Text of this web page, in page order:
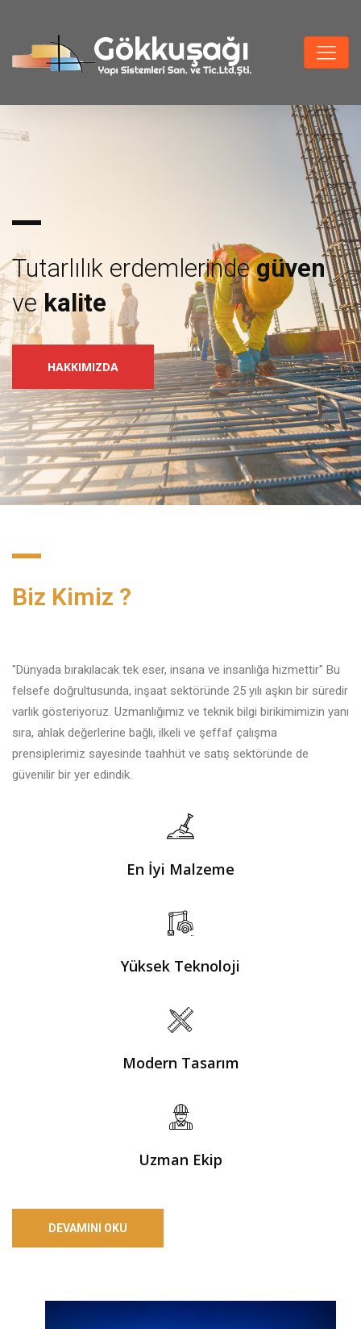
güven
Tüm
Biz Kimiz ?
"Dünyada bırakılacak tek eser, insana ve insanlığa hizmettir" Bu
felsefe doğrultusunda, inşaat sektöründe 25 yılı aşkın bir süredir
varlık gösteriyoruz. Uzmanlığımız ve teknik bilgi birikimimizin yanı
sıra, ahlak değerlerine bağlı, ilkeli ve şeffaf çalışma
prensiplerimiz sayesinde taahhüt ve satış sektöründe de
güvenilir bir yer edindik.
En İyi Malzeme
Yüksek Teknoloji
Modern Tasarım
Uzman Ekip
DEVAMINI OKU